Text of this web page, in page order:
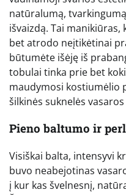
natūralumą,
išvaizdą. Tai manikiūras,
bet atrodo neįtikėtinai
būtumėte išėję iš
tobulai tinka prie bet
maudymosi kostiumėlio
šilkinės suknelės
Pieno baltumo ir
Visiškai balta, intensyvi
buvo neabejotinas
į kur kas švelnesnį,